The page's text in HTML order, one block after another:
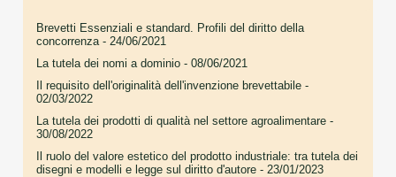
Brevetti Essenziali e standard. Profili del diritto della
concorrenza - 24/06/2021
La tutela dei nomi a dominio - 08/06/2021
Il requisito dell'originalità dell'invenzione brevettabile -
02/03/2022
La tutela dei prodotti di qualità nel settore agroalimentare -
30/08/2022
Il ruolo del valore estetico del prodotto industriale: tra tutela dei
disegni e modelli e legge sul diritto d'autore - 23/01/2023